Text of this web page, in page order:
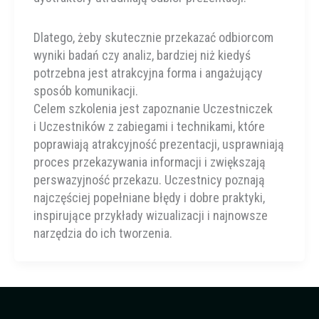
Dlatego, żeby skutecznie przekazać odbiorcom
wyniki badań czy analiz, bardziej niż kiedyś
potrzebna jest atrakcyjna forma i angażujący
sposób komunikacji.
Celem szkolenia jest zapoznanie Uczestniczek
i Uczestników z zabiegami i technikami, które
poprawiają atrakcyjność prezentacji, usprawniają
proces przekazywania informacji i zwiększają
perswazyjność przekazu. Uczestnicy poznają
najczęściej popełniane błędy i dobre praktyki,
inspirujące przykłady wizualizacji i najnowsze
narzędzia do ich tworzenia.